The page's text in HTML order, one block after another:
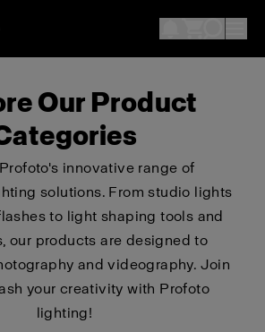
Our Product
innovative range of
solutions. From studio lights
to light shaping tools and
our products are designed to
and videography. Join
your creativity with Profoto
lighting!